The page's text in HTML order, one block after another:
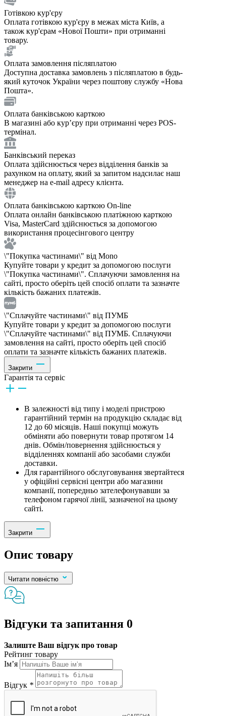
Готівкою кур'єру
Оплата готівкою кур'єру в межах міста Київ, а
також кур'єрам «Нової Пошти» при отриманні
товару.
Оплата замовлення післяплатою
Доступна доставка замовлень з післяплатою в будь-
який куточок України через поштову службу «Нова
Пошта».
Оплата банківською карткою
В магазині або курʼєру при отриманні через POS-
термінал.
Банківський переказ
Оплата здійснюється через відділення банків за
рахунком на оплату, який за запитом надсилає наш
менеджер на e-mail адресу клієнта.
Оплата банківською карткою On-line
Оплата онлайн банківською платіжною карткою
Visa, MasterCard здійснюється за допомогою
використання процесінгового центру
\"Покупка частинами\" від Mono
Купуйте товари у кредит за допомогою послуги
\"Покупка частинами\". Сплачуючи замовлення на
сайті, просто оберіть цей спосіб оплати та зазначте
кількість бажаних платежів.
\"Сплачуйте частинами\" від ПУМБ
Купуйте товари у кредит за допомогою послуги
\"Сплачуйте частинами\" від ПУМБ. Сплачуючи
замовлення на сайті, просто оберіть цей спосіб
оплати та зазначте кількість бажаних платежів.
Закрити
Гарантія та сервіс
В залежності від типу і моделі пристрою
гарантійний термін на продукцію складає від
12 до 60 місяців. Наші покупці можуть
обміняти або повернути товар протягом 14
днів. Обмін/повернення здійснюється у
відділеннях компанії або засобами служби
доставки.
Для гарантійного обслуговування звертайтеся
у офіційні сервісні центри або магазини
компанії, попередньо зателефонувавши за
телефоном гарячої лінії, зазначеної на цьому
сайті.
Закрити
Опис товару
Читати повністю
Відгуки та запитання 0
Залиште Ваш відгук про товар
Рейтинг товару
Ім’я
Відгук *